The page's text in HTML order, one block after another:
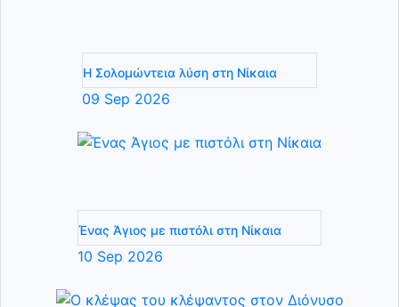
Η Σολομώντεια λύση στη Νίκαια
09 Sep 2026
Ένας Άγιος με πιστόλι στη Νίκαια
10 Sep 2026